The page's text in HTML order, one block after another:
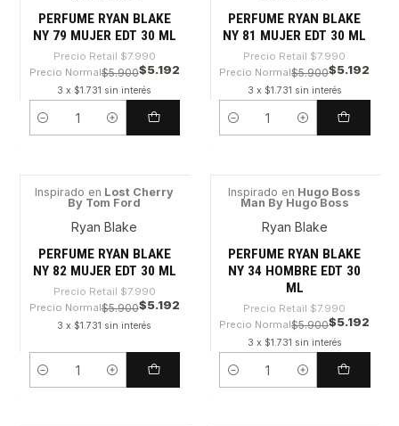
PERFUME RYAN BLAKE
NY 79 MUJER EDT 30 ML
Precio Retail $7.990
Precio Normal$5.900$5.192
3 x $1.731 sin interés
Cantidad
PERFUME RYAN BLAKE
NY 81 MUJER EDT 30 ML
Precio Retail $7.990
Precio Normal$5.900$5.192
3 x $1.731 sin interés
Cantidad
-35%
Inspirado en Lost Cherry
By Tom Ford
Ryan Blake
PERFUME RYAN BLAKE
NY 82 MUJER EDT 30 ML
Precio Retail $7.990
Precio Normal$5.900$5.192
3 x $1.731 sin interés
Cantidad
-35%
Inspirado en Hugo Boss
Man By Hugo Boss
Ryan Blake
PERFUME RYAN BLAKE
NY 34 HOMBRE EDT 30
ML
Precio Retail $7.990
Precio Normal$5.900$5.192
3 x $1.731 sin interés
Cantidad